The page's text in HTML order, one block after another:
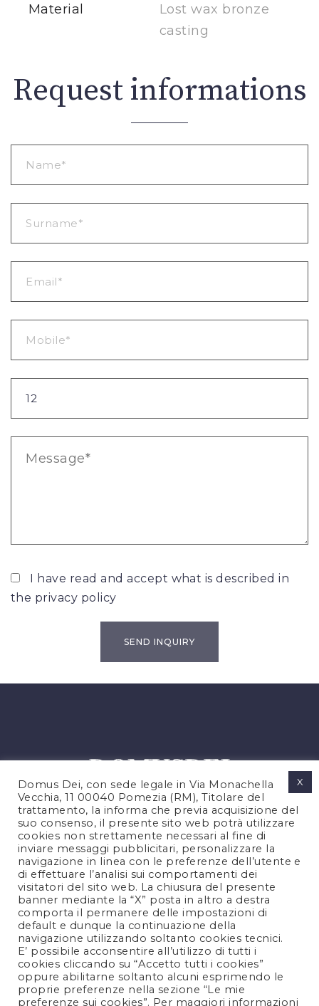
Material
Lost wax bronze
casting
Request informations
I have read and accept what is described in
the privacy policy
PRIVACY POLICY
COOKIES POLICY
LEGAL NOTES
CONTACTS
FOLLOW US
Domus Dei, con sede legale in Via Monachella
Vecchia, 11 00040 Pomezia (RM), Titolare del
trattamento, la informa che previa acquisizione del
suo consenso, il presente sito web potrà utilizzare
cookies non strettamente necessari al fine di
inviare messaggi pubblicitari, personalizzare la
navigazione in linea con le preferenze dell’utente e
di effettuare l’analisi sui comportamenti dei
visitatori del sito web. La chiusura del presente
banner mediante la “X” posta in altro a destra
comporta il permanere delle impostazioni di
default e dunque la continuazione della
navigazione utilizzando soltanto cookies tecnici.
E’ possibile acconsentire all’utilizzo di tutti i
cookies cliccando su “Accetto tutti i cookies”
oppure abilitarne soltanto alcuni esprimendo le
proprie preferenze nella sezione “Le mie
preferenze sui cookies”. Per maggiori informazioni
X